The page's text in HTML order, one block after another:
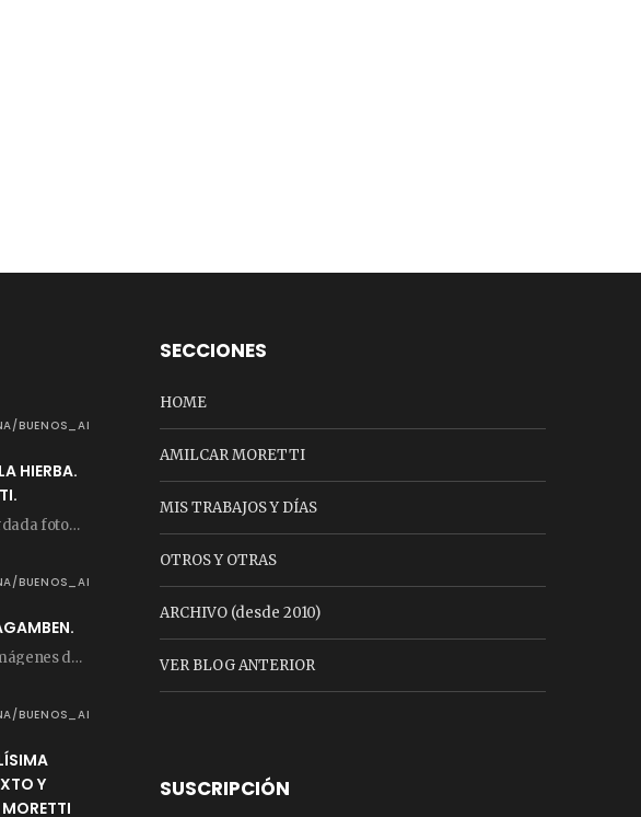
BUENOS_AI
HIERBA.
Esta es una recordada fotografía que registré…
BUENOS_AI
(Aclaración: Todas las imágenes de este posteo fueron tomadas de Bloghemia.com, y todos los…
BUENOS_AI
Y
SECCIONES
HOME
AMILCAR MORETTI
MIS TRABAJOS Y DÍAS
OTROS Y OTRAS
ARCHIVO (desde 2010)
VER BLOG ANTERIOR
SUSCRIPCIÓN